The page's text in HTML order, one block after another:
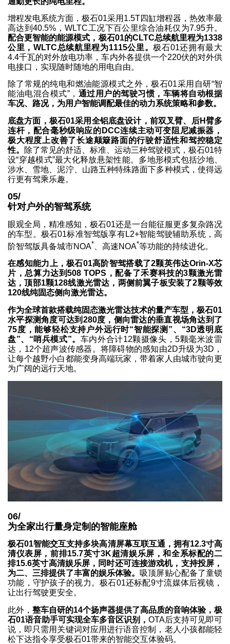
增程发电系统方面，极石01采用1.5T四缸增程器，热效率最
高达到40.5%，WLTC工况下百公里综合油耗仅为7.95升。
配合更智能的能源模式，极石01的CLTC总续航里程为1338
公里，WLTC总续航里程为1115公里。极石01还拥有最大
4.4千瓦的对外放电功率，车内外各提供一个220伏的对外供
电接口，实现随时随地的用电自由。
除了常规的纯电和燃油能源模式之外，极石01采用自研“智
能油电混合模式”， 通过用户的驾驶习惯，车辆将自动根据
车况、路况，为用户智能调配最佳的动力系统策略和参数。
底盘方面，极石01采用全铝底盘设计，前双叉臂、后H臂多
连杆，配合毫秒级响应的DCC连续主动可变阻尼减振器，
极大程度上改善了长途颠簸路面的行驶舒适性和驾控稳定
性。
除了常见的舒适、标准、运动三种驾驶模式，极石01特
设“穿越模式”最大化释放悬架性能。多地形模式包括沙地、
涉水、雪地、泥泞、山路五种特殊路面下多种模式，使得远
行更有驾乘乐趣。
05/
针对户外的智驾系统
眼观全局，精准感知，极石01还是一台能征服更多复杂路况
的车型。极石01标准智驾版享有L2+智能驾驶辅助系统，高
阶智驾版具备城市NOA* 、高速NOA*等功能的持续进化。
在感知能力上，极石01高阶智驾搭载了2颗英伟达Orin-X芯
片，总算力达到508 TOPS，配备了禾赛科技的3颗激光雷
达，顶部1颗128线激光雷达，两侧前翼子板安装了2颗等效
120线纯固态侧向激光雷达。
作为全球首款搭载纯固态激光雷达技术的量产车型，极石01
水平探测角度可达到280度，侧向雷达的垂直视场角达到了
75度，能够轻松支持户外远行时“智能探测”、“3D透明底
盘”、“哨兵模式”。 车内外合计12颗摄像头，5颗毫米波雷
达，12个超声波传感器。将障碍物的感知由2D升级为3D，
让每个越野小白都能变身高端玩家，带着家人由城市驶向更
为广阔的远行天地。
06/
为全家出行量身定制的智能座舱
极石01智能交互支持多块高清屏幕互联互通，拥有12.3寸高
清仪表屏，前排15.7英寸3K超清娱乐屏，和全系标配的二
排15.6英寸高清娱乐屏，同时还可连接游戏机，支持投屏，
为二、三排提供了丰富的娱乐体验。 吸顶屏贴心配备了童锁
功能，守护孩子的视力。极石01还标配9寸流媒体后视镜，
让出行驾驶更安全。
此外， 整车自研的14个扬声器提供了高品质的音响体验，极
石01语音助手可实现全车多音区识别， OTA后支持可见即可
说，即只需用关键词对应用进行语音控制，老人小孩都能轻
松下达指令享受极石01带来的智能交互体验码。